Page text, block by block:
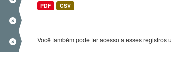
PDF CSV
Você também pode ter acesso a esses registros